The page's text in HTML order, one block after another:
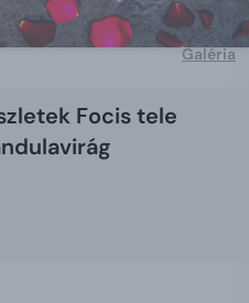
Galéria
Focis tele